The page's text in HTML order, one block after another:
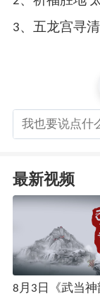
3、五龙宫寻
最新视频
8月3日《武当神